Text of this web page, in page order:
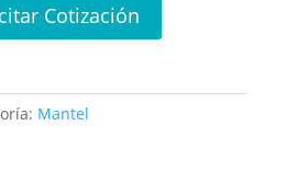
Cotización
Mantel